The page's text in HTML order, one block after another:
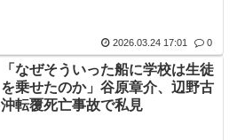
2026.03.24 17:01 0
「なぜそういった船に学校は生徒
を乗せたのか」谷原章介、辺野古
沖転覆死亡事故で私見